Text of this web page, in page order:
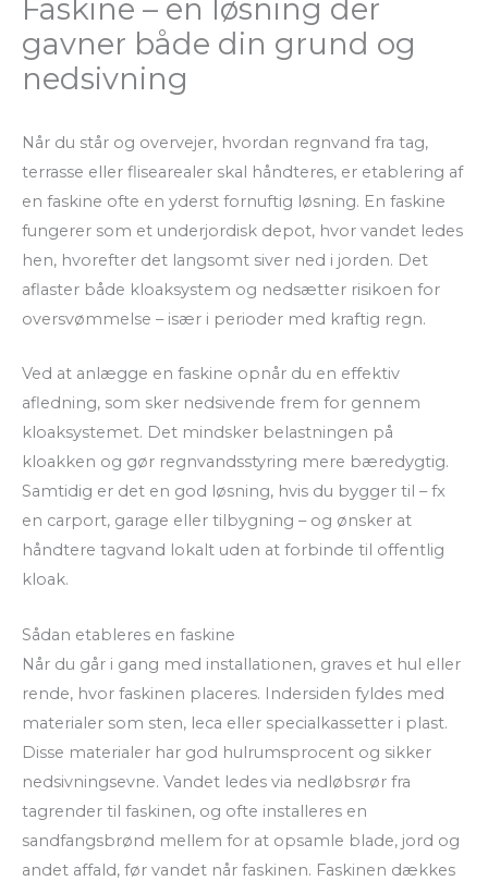
Faskine – en løsning der
gavner både din grund og
nedsivning
Når du står og overvejer, hvordan regnvand fra tag,
terrasse eller flisearealer skal håndteres, er etablering af
en faskine ofte en yderst fornuftig løsning. En faskine
fungerer som et underjordisk depot, hvor vandet ledes
hen, hvorefter det langsomt siver ned i jorden. Det
aflaster både kloaksystem og nedsætter risikoen for
oversvømmelse – især i perioder med kraftig regn.
Ved at anlægge en faskine opnår du en effektiv
afledning, som sker nedsivende frem for gennem
kloaksystemet. Det mindsker belastningen på
kloakken og gør regnvandsstyring mere bæredygtig.
Samtidig er det en god løsning, hvis du bygger til – fx
en carport, garage eller tilbygning – og ønsker at
håndtere tagvand lokalt uden at forbinde til offentlig
kloak.
Sådan etableres en faskine
Når du går i gang med installationen, graves et hul eller
rende, hvor faskinen placeres. Indersiden fyldes med
materialer som sten, leca eller specialkassetter i plast.
Disse materialer har god hulrumsprocent og sikker
nedsivningsevne. Vandet ledes via nedløbsrør fra
tagrender til faskinen, og ofte installeres en
sandfangsbrønd mellem for at opsamle blade, jord og
andet affald, før vandet når faskinen. Faskinen dækkes